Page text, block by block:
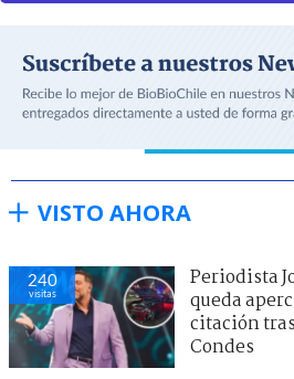
VISTO AHORA
240
visitas
Periodista
queda
citación
Condes